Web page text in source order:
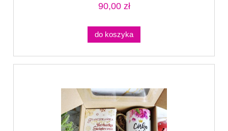
90,00 zł
do koszyka